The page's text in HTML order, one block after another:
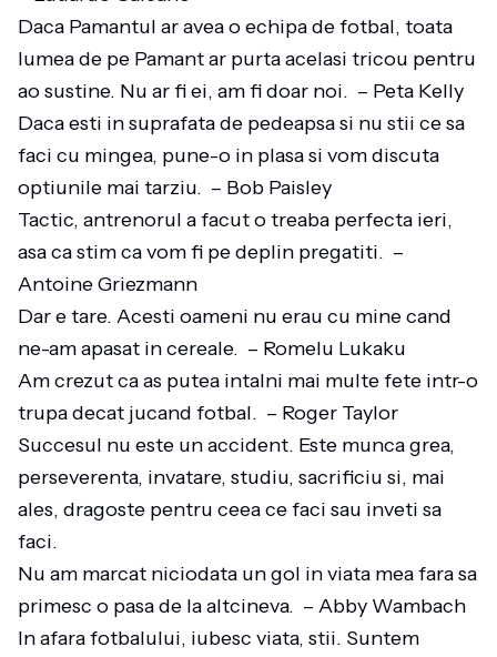
Daca Pamantul ar avea o echipa de fotbal, toata
lumea de pe Pamant ar purta acelasi tricou pentru
ao sustine. Nu ar fi ei, am fi doar noi. – Peta Kelly
Daca esti in suprafata de pedeapsa si nu stii ce sa
faci cu mingea, pune-o in plasa si vom discuta
optiunile mai tarziu. – Bob Paisley
Tactic, antrenorul a facut o treaba perfecta ieri,
asa ca stim ca vom fi pe deplin pregatiti. –
Antoine Griezmann
Dar e tare. Acesti oameni nu erau cu mine cand
ne-am apasat in cereale. – Romelu Lukaku
Am crezut ca as putea intalni mai multe fete intr-o
trupa decat jucand fotbal. – Roger Taylor
Succesul nu este un accident. Este munca grea,
perseverenta, invatare, studiu, sacrificiu si, mai
ales, dragoste pentru ceea ce faci sau inveti sa
faci.
Nu am marcat niciodata un gol in viata mea fara sa
primesc o pasa de la altcineva. – Abby Wambach
In afara fotbalului, iubesc viata, stii. Suntem